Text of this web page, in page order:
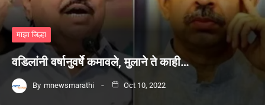
माझा जिल्हा
वडिलांनी वर्षानुवर्षे कमावले, मुलाने ते काही…
By mnewsmarathi Oct 10, 2022